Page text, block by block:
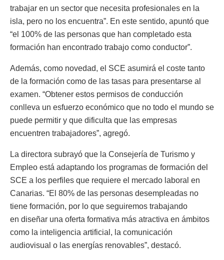
trabajar en un sector que necesita profesionales en la
isla, pero no los encuentra”. En este sentido, apuntó que
“el 100% de las personas que han completado esta
formación han encontrado trabajo como conductor”.
Además, como novedad, el SCE asumirá el coste tanto
de la formación como de las tasas para presentarse al
examen. “Obtener estos permisos de conducción
conlleva un esfuerzo económico que no todo el mundo se
puede permitir y que dificulta que las empresas
encuentren trabajadores”, agregó.
La directora subrayó que la Consejería de Turismo y
Empleo está adaptando los programas de formación del
SCE a los perfiles que requiere el mercado laboral en
Canarias. “El 80% de las personas desempleadas no
tiene formación, por lo que seguiremos trabajando
en diseñar una oferta formativa más atractiva en ámbitos
como la inteligencia artificial, la comunicación
audiovisual o las energías renovables”, destacó.